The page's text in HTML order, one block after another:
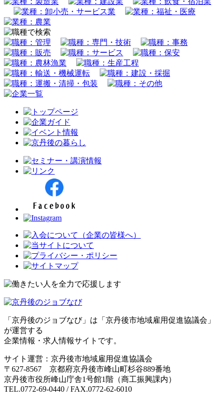
「京丹後のジョブなび」は「京丹後市地域雇用促進協議会」
が運営する
企業情報・求人情報サイトです。
サイト運営：京丹後市地域雇用促進協議会
〒627-8567 京都府京丹後市峰山町杉谷889番地
京丹後市役所峰山庁舎1号館1階（商工振興課内）
TEL.0772-69-0440 / FAX.0772-62-6010